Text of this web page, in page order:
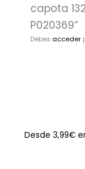
capota
P020369”
Debes acceder
Desde 3,99€